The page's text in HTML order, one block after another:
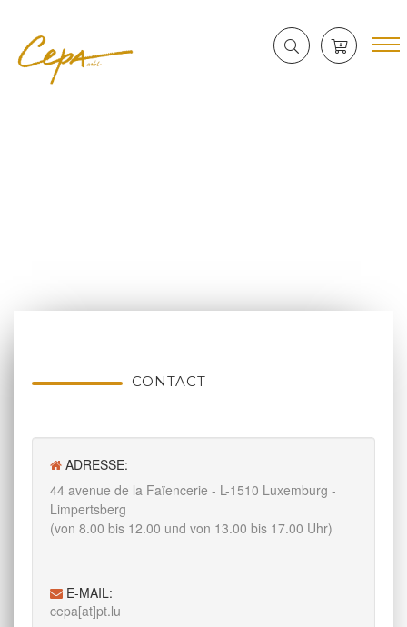
CONTACT
ADRESSE:
44 avenue de la Faïencerie - L-1510 Luxemburg -
Limpertsberg
(von 8.00 bis 12.00 und von 13.00 bis 17.00 Uhr)
E-MAIL:
cepa[at]pt.lu